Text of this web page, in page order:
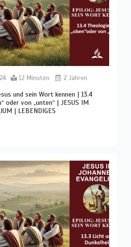
12 Minuten 2 Jahren
und sein Wort kennen | 13.4
oder von „unten“ | JESUS IM
| LEBENDIGES